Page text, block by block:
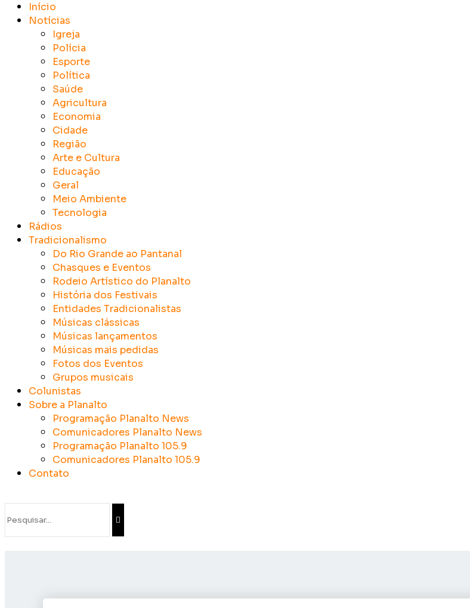
Início
Notícias
Igreja
Polícia
Esporte
Política
Saúde
Agricultura
Economia
Cidade
Região
Arte e Cultura
Educação
Geral
Meio Ambiente
Tecnologia
Rádios
Tradicionalismo
Do Rio Grande ao Pantanal
Chasques e Eventos
Rodeio Artístico do Planalto
História dos Festivais
Entidades Tradicionalistas
Músicas clássicas
Músicas lançamentos
Músicas mais pedidas
Fotos dos Eventos
Grupos musicais
Colunistas
Sobre a Planalto
Programação Planalto News
Comunicadores Planalto News
Programação Planalto 105.9
Comunicadores Planalto 105.9
Contato